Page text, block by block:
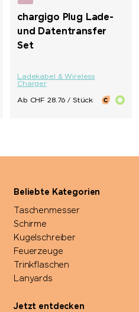
chargigo Plug Lade-
und Datentransfer
Set
Ladekabel & Wireless
Charger
Ab CHF 28.76 / Stück
Beliebte Kategorien
Taschenmesser
Schirme
Kugelschreiber
Feuerzeuge
Trinkflaschen
Lanyards
Jetzt entdecken